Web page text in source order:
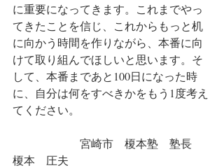
に重要になってきます。これまでやっ
てきたことを信じ、これからもっと机
に向かう時間を作りながら、本番に向
けて取り組んでほしいと思います。そ
して、本番まであと100日になった時
に、自分は何をすべきかをもう1度考え
てください。
宮崎市　榎本塾　塾長
榎本　圧夫